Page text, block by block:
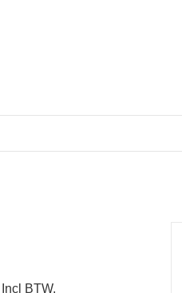
Incl BTW.